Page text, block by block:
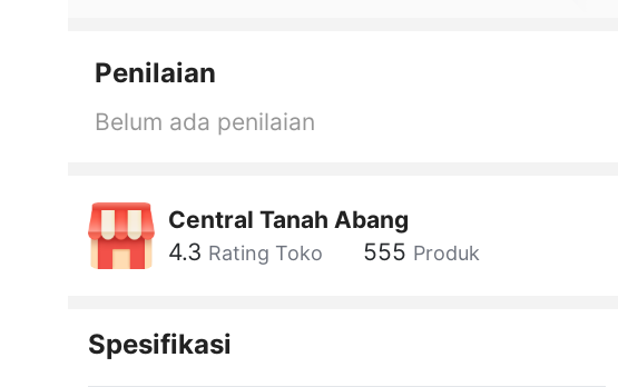
Penilaian
Belum ada penilaian
Central Tanah Abang
4.3 Rating Toko 555 Produk
Spesifikasi